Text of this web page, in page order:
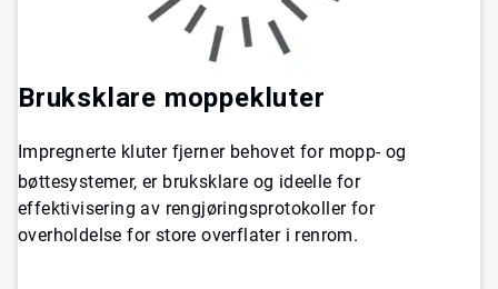
Bruksklare moppekluter
Impregnerte kluter fjerner behovet for mopp- og
bøttesystemer, er bruksklare og ideelle for
effektivisering av rengjøringsprotokoller for
overholdelse for store overflater i renrom.